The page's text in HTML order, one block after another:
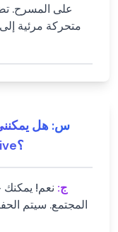
على المسرح.
متحركة مرئية
س: هل
Sprunki But Everyone is Alive؟
ج: نعم!
المجتمع. سيتم